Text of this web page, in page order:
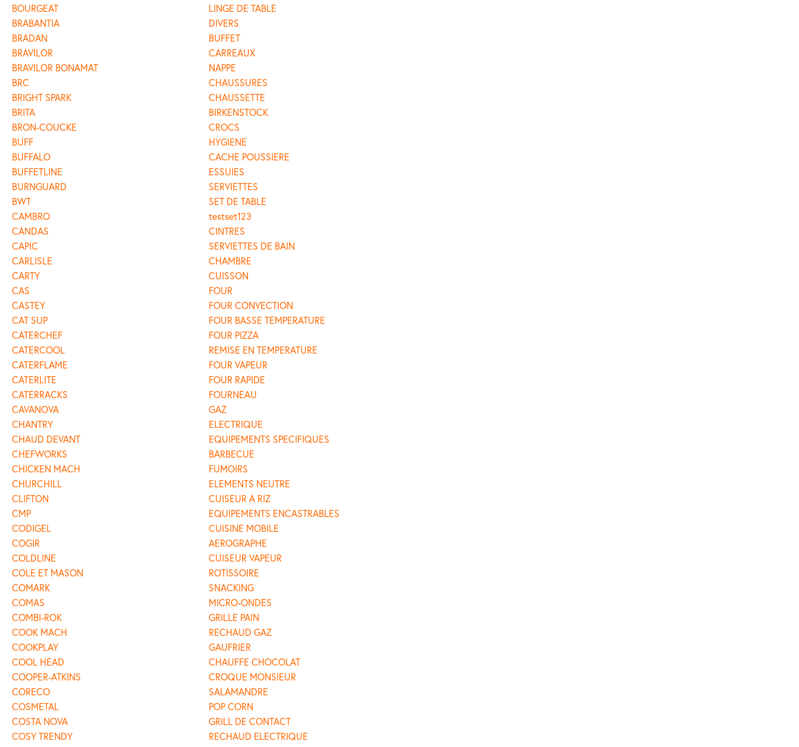
BOURGEAT
BRABANTIA
BRADAN
BRAVILOR
BRAVILOR BONAMAT
BRC
BRIGHT SPARK
BRITA
BRON-COUCKE
BUFF
BUFFALO
BUFFETLINE
BURNGUARD
BWT
CAMBRO
CANDAS
CAPIC
CARLISLE
CARTY
CAS
CASTEY
CAT SUP
CATERCHEF
CATERCOOL
CATERFLAME
CATERLITE
CATERRACKS
CAVANOVA
CHANTRY
CHAUD DEVANT
CHEFWORKS
CHICKEN MACH
CHURCHILL
CLIFTON
CMP
CODIGEL
COGIR
COLDLINE
COLE ET MASON
COMARK
COMAS
COMBI-ROK
COOK MACH
COOKPLAY
COOL HEAD
COOPER-ATKINS
CORECO
COSMETAL
COSTA NOVA
COSY TRENDY
LINGE DE TABLE
DIVERS
BUFFET
CARREAUX
NAPPE
CHAUSSURES
CHAUSSETTE
BIRKENSTOCK
CROCS
HYGIENE
CACHE POUSSIERE
ESSUIES
SERVIETTES
SET DE TABLE
testset123
CINTRES
SERVIETTES DE BAIN
CHAMBRE
CUISSON
FOUR
FOUR CONVECTION
FOUR BASSE TEMPERATURE
FOUR PIZZA
REMISE EN TEMPERATURE
FOUR VAPEUR
FOUR RAPIDE
FOURNEAU
GAZ
ELECTRIQUE
EQUIPEMENTS SPECIFIQUES
BARBECUE
FUMOIRS
ELEMENTS NEUTRE
CUISEUR A RIZ
EQUIPEMENTS ENCASTRABLES
CUISINE MOBILE
AEROGRAPHE
CUISEUR VAPEUR
ROTISSOIRE
SNACKING
MICRO-ONDES
GRILLE PAIN
RECHAUD GAZ
GAUFRIER
CHAUFFE CHOCOLAT
CROQUE MONSIEUR
SALAMANDRE
POP CORN
GRILL DE CONTACT
RECHAUD ELECTRIQUE